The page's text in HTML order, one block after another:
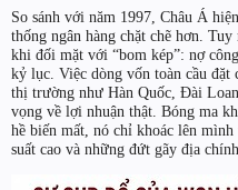
So sánh với năm 1997, Châu Á
thống ngân hàng chặt chẽ hơn.
khi đối mặt với “bom kép”: nợ
kỷ lục. Việc dòng vốn toàn cầu đặt
thị trường như Hàn Quốc, Đài
vọng về lợi nhuận thật. Bóng ma
hề biến mất, nó chỉ khoác lên
suất cao và những đứt gãy địa